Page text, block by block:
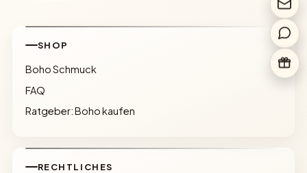
SHOP
Boho Schmuck
FAQ
Ratgeber: Boho kaufen
RECHTLICHES